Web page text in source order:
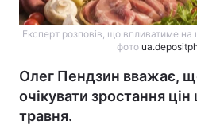
Експерт розповів, що впливатиме на
фото
Олег Пендзин вважає,
очікувати зростання
травня.